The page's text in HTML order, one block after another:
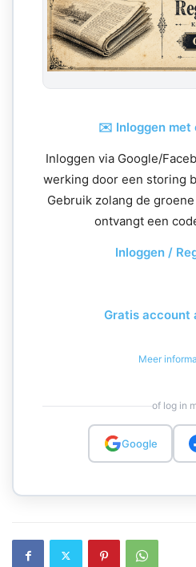
✉️ Inloggen met
Inloggen via Google/
werking door een storing
Gebruik zolang de
ontvangt een
Inloggen /
Gratis account
Meer
of log in
Google